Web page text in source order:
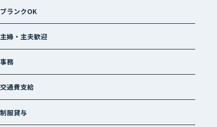
ブランクOK
主婦・主夫歓迎
事務
交通費支給
制服貸与